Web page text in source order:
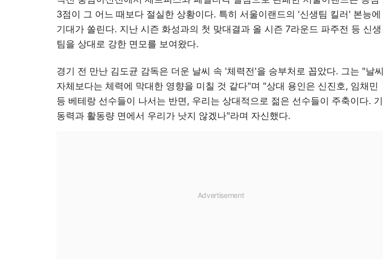
3점이 그 어느 때보다 절실한 상황이다. 특히 서울이랜드의 '신생팀 킬러' 본능에
기대가 쏠린다. 지난 시즌 화성과의 첫 맞대결과 올 시즌 7라운드 파주전 등 신생
팀을 상대로 강한 면모를 보여왔다.
경기 전 만난 김도균 감독은 더운 날씨 속 '체력전'을 승부처로 꼽았다. 그는 "날씨
자체보다는 체력에 막대한 영향을 미칠 것 같다"며 "상대 용인은 신진호, 임채민
등 베테랑 선수들이 나서는 반면, 우리는 상대적으로 젊은 선수들이 주축이다. 기
동력과 활동량 면에서 우리가 낫지 않겠나"라며 자신했다.